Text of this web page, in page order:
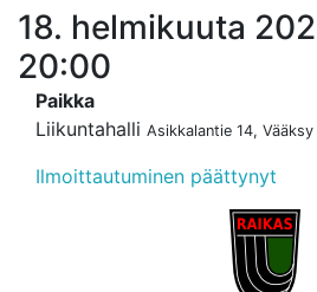
18. helmikuuta
20:00
Paikka
Liikuntahalli Asikkalantie 14, Vääksy
Ilmoittautuminen päättynyt